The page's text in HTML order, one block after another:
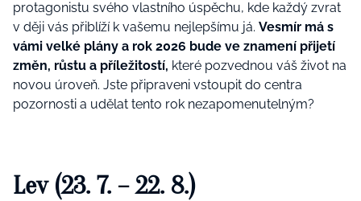
protagonistu svého vlastního úspěchu, kde každý zvrat
v ději vás přiblíží k vašemu nejlepšímu já. Vesmír má s
vámi velké plány a rok 2026 bude ve znamení přijetí
změn, růstu a příležitostí, které pozvednou váš život na
novou úroveň. Jste připraveni vstoupit do centra
pozornosti a udělat tento rok nezapomenutelným?
Lev (23. 7. – 22. 8.)